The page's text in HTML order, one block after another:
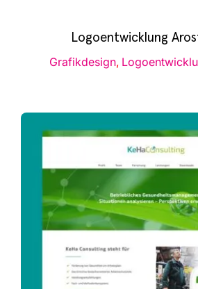
Logoentwicklung
Gra­fik­de­sign,